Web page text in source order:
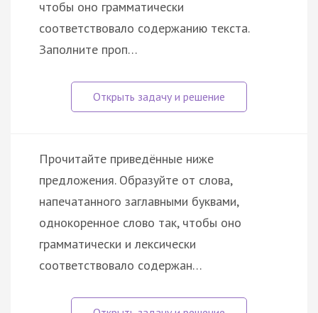
чтобы оно грамматически
соответствовало содержанию текста.
Заполните проп…
Прочитайте приведённые ниже
предложения. Образуйте от слова,
напечатанного заглавными буквами,
однокоренное слово так, чтобы оно
грамматически и лексически
соответствовало содержан…